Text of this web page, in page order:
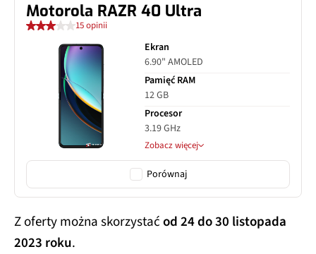
Motorola RAZR 40 Ultra
15 opinii
Ekran
6.90" AMOLED
Pamięć RAM
12 GB
Procesor
3.19 GHz
Zobacz więcej
Porównaj
Z oferty można skorzystaćod 24 do 30 listopada
2023 roku.